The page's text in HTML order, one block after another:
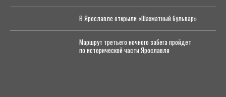
В Ярославле открыли «Шахматный бульвар»
Маршрут третьего ночного забега пройдет
по исторической части Ярославля